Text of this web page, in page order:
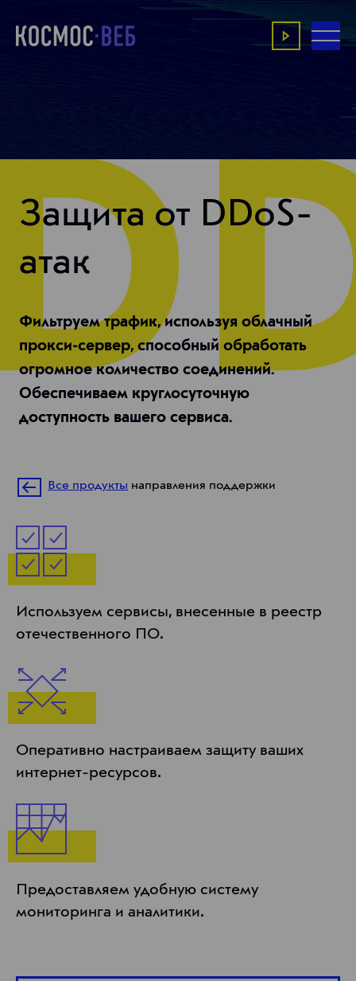
Все продукты направления поддержки
Защита от DDoS-
атак
Фильтруем трафик, используя облачный
прокси-сервер, способный обработать
огромное количество соединений.
Обеспечиваем круглосуточную
доступность вашего сервиса.
Используем сервисы, внесенные в реестр
отечественного ПО.
Оперативно настраиваем защиту ваших
интернет-ресурсов.
Предоставляем удобную систему
мониторинга и аналитики.